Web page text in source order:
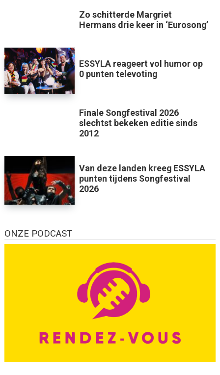
Zo schitterde Margriet
Hermans drie keer in ‘Eurosong’
ESSYLA reageert vol humor op
0 punten televoting
Finale Songfestival 2026
slechtst bekeken editie sinds
2012
Van deze landen kreeg ESSYLA
punten tijdens Songfestival
2026
ONZE PODCAST